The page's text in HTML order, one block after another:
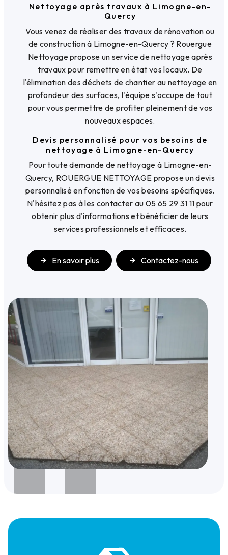
Nettoyage après travaux à Limogne-en-
Quercy
Vous venez de réaliser des travaux de rénovation ou
de construction à Limogne-en-Quercy ? Rouergue
Nettoyage propose un service de nettoyage après
travaux pour remettre en état vos locaux. De
l'élimination des déchets de chantier au nettoyage en
profondeur des surfaces, l'équipe s'occupe de tout
pour vous permettre de profiter pleinement de vos
nouveaux espaces.
Devis personnalisé pour vos besoins de
nettoyage à Limogne-en-Quercy
Pour toute demande de nettoyage à Limogne-en-
Quercy, ROUERGUE NETTOYAGE propose un devis
personnalisé en fonction de vos besoins spécifiques.
N'hésitez pas à les contacter au 05 65 29 31 11 pour
obtenir plus d'informations et bénéficier de leurs
services professionnels et efficaces.
En savoir plus Contactez-nous